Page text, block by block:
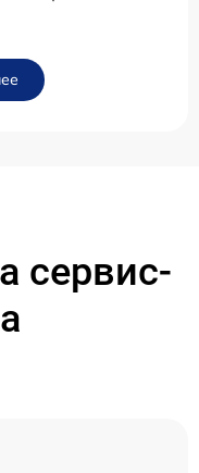
сервис-